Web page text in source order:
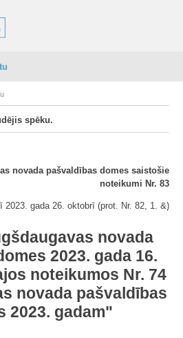
spēku.
novada pašvaldības domes saistošie
noteikumi Nr. 83
2023. gada 26. oktobrī (prot. Nr. 82, 1. &)
novada
2023. gada 16.
noteikumos Nr. 74
novada pašvaldības
2023. gadam"